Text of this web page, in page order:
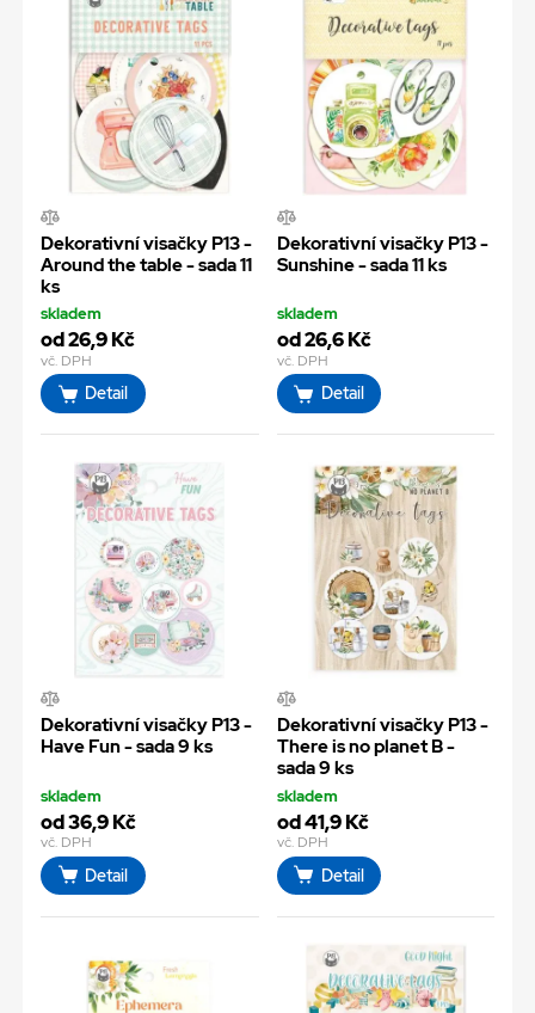
Dekorativní visačky P13 -
Around the table - sada 11
ks
skladem
od 26,9 Kč
vč. DPH
Detail
Dekorativní visačky P13 -
Sunshine - sada 11 ks
skladem
od 26,6 Kč
vč. DPH
Detail
Dekorativní visačky P13 -
Have Fun - sada 9 ks
skladem
od 36,9 Kč
vč. DPH
Detail
Dekorativní visačky P13 -
There is no planet B -
sada 9 ks
skladem
od 41,9 Kč
vč. DPH
Detail